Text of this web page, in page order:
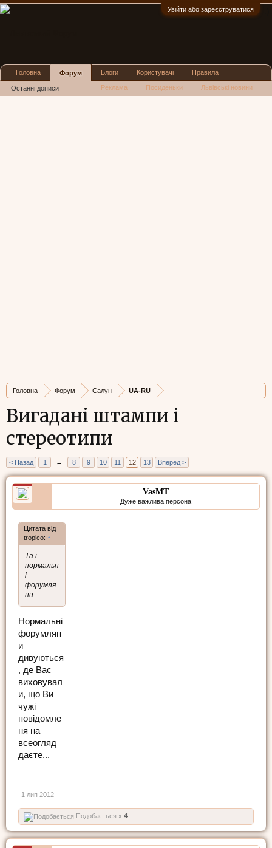
Увійти або зареєструватися
Головна Форум Салун UA-RU
Вигадані штампи і
стереотипи
< Назад 1 ← 8 9 10 11 12 13 Вперед >
VasMT
Дуже важлива персона
Цитата від
tropico: ↑
Та і
нормальн
і
форумля
ни
Нормальні
форумлян
и
дивуються
, де Вас
виховувал
и, що Ви
чужі
повідомле
ня на
всеогляд
даєте...
1 лип 2012
Подобається x 4
Головна Форум
Останні дописи
Блоги Користувачі Правила
Реклама Посиденьки Львівські новини